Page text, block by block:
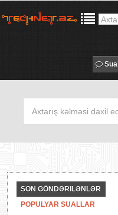
SON GÖNDƏRILƏNLƏR
POPULYAR SUALLAR